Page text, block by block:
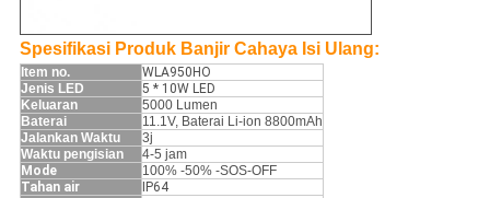
Spesifikasi Produk Banjir Cahaya Isi Ulang:
Item no.
WLA950HO
Jenis LED
5 * 10W LED
Keluaran
5000 Lumen
Baterai
11.1V, Baterai Li-ion 8800mAh
Jalankan Waktu
3j
Waktu pengisian
4-5 jam
Mode
100% -50% -SOS-OFF
Tahan air
IP64